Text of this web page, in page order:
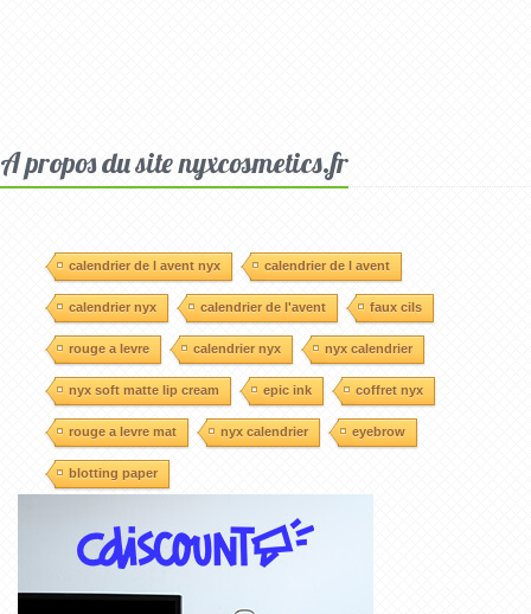
A propos du site nyxcosmetics.fr
calendrier de l avent nyx calendrier de l avent
calendrier nyx calendrier de l'avent faux cils
rouge a levre calendrier nyx nyx calendrier
nyx soft matte lip cream epic ink coffret nyx
rouge a levre mat nyx calendrier eyebrow
blotting paper